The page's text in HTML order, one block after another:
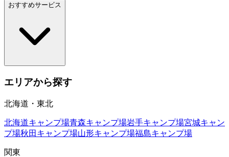
おすすめサービス
エリアから探す
北海道・東北
北海道キャンプ場青森キャンプ場岩手キャンプ場宮城キャン
プ場秋田 キャンプ場山形キャンプ場福島キャンプ場
関東